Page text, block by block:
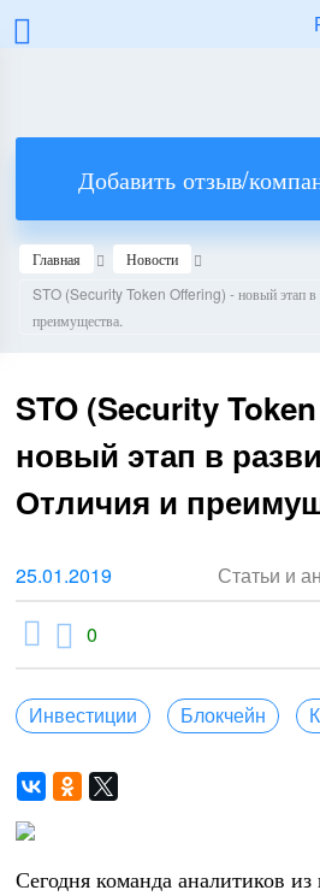
Добавить отзыв/
Главная
Новости
STO (Security Token Offering) - новый этап в
преимущества.
STO (Security
новый этап в
Отличия и
25.01.2019 Статьи и
0
Инвестиции Блокчейн
Сегодня команда аналитиков